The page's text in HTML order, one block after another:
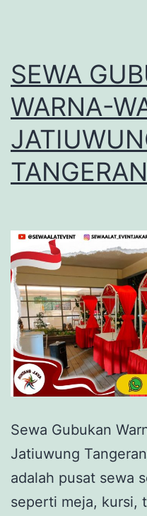
SEWA
WARNA-
Sewa Gubukan
Jatiuwung
adalah pusat sewa
seperti meja, kursi,